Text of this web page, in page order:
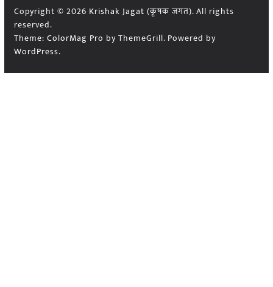
Copyright © 2026 Krishak Jagat (कृषक जगत). All rights
reserved.
Theme: ColorMag Pro by ThemeGrill. Powered by
WordPress.